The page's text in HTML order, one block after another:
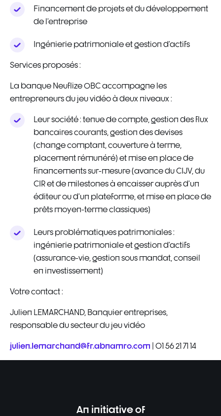
Financement de projets et du développement
de l’entreprise
Ingénierie patrimoniale et gestion d’actifs
Services proposés :
La banque Neuflize OBC accompagne les
entrepreneurs du jeu vidéo à deux niveaux :
Leur société : tenue de compte, gestion des flux
bancaires courants, gestion des devises
(change comptant, couverture à terme,
placement rémunéré) et mise en place de
financements sur-mesure (avance du CIJV, du
CIR et de milestones à encaisser auprès d’un
éditeur ou d’un plateforme, et mise en place de
prêts moyen-terme classiques)
Leurs problématiques patrimoniales :
ingénierie patrimoniale et gestion d’actifs
(assurance-vie, gestion sous mandat, conseil
en investissement)
Votre contact :
Julien LEMARCHAND, Banquier entreprises,
responsable du secteur du jeu vidéo
julien.lemarchand@fr.abnamro.com | 01 56 21 71 14
An initiative of